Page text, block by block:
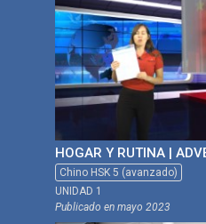
HOGAR Y RUTINA |
Chino HSK 5 (avanzado)
UNIDAD 1
Publicado enmayo 2023